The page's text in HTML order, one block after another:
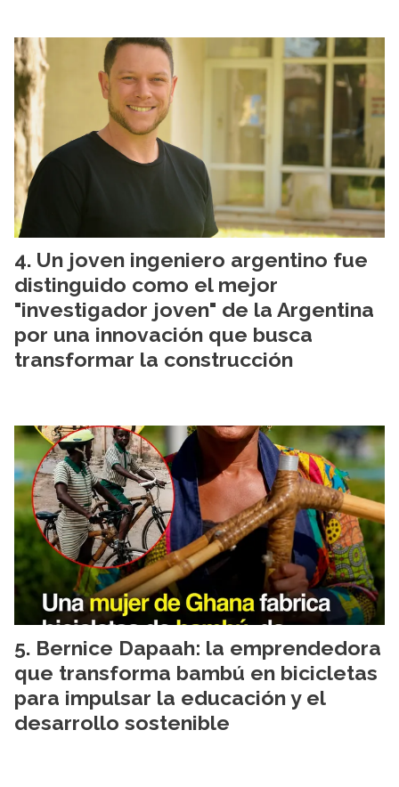
Un joven ingeniero argentino fue
distinguido como el mejor
"investigador joven" de la Argentina
por una innovación que busca
transformar la construcción
Bernice Dapaah: la emprendedora
que transforma bambú en bicicletas
para impulsar la educación y el
desarrollo sostenible